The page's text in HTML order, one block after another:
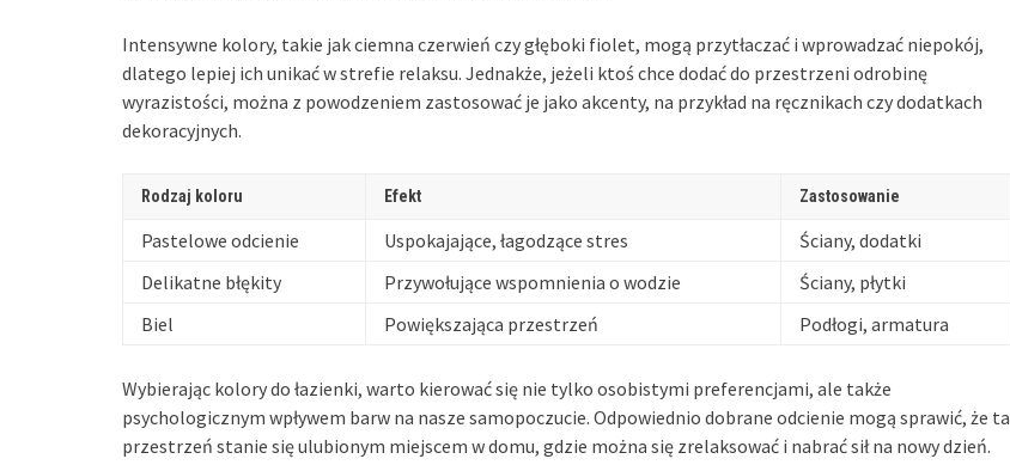
Intensywne kolory, takie jak ciemna czerwień czy głęboki fiolet, mogą przytłaczać i wprowadzać niepokój,
dlatego lepiej ich unikać w strefie relaksu. Jednakże, jeżeli ktoś chce dodać do przestrzeni odrobinę
wyrazistości, można z powodzeniem zastosować je jako akcenty, na przykład na ręcznikach czy dodatkach
dekoracyjnych.
Rodzaj koloru Efekt Zastosowanie
Pastelowe odcienie Uspokajające, łagodzące stres
Ściany, dodatki
Delikatne błękity
Przywołujące wspomnienia o wodzie
Ściany, płytki
Biel
Powiększająca przestrzeń Podłogi, armatura
Wybierając kolory do łazienki, warto kierować się nie tylko osobistymi preferencjami, ale także
psychologicznym wpływem barw na nasze samopoczucie. Odpowiednio dobrane odcienie mogą sprawić, że ta
przestrzeń stanie się ulubionym miejscem w domu, gdzie można się zrelaksować i nabrać sił na nowy dzień.